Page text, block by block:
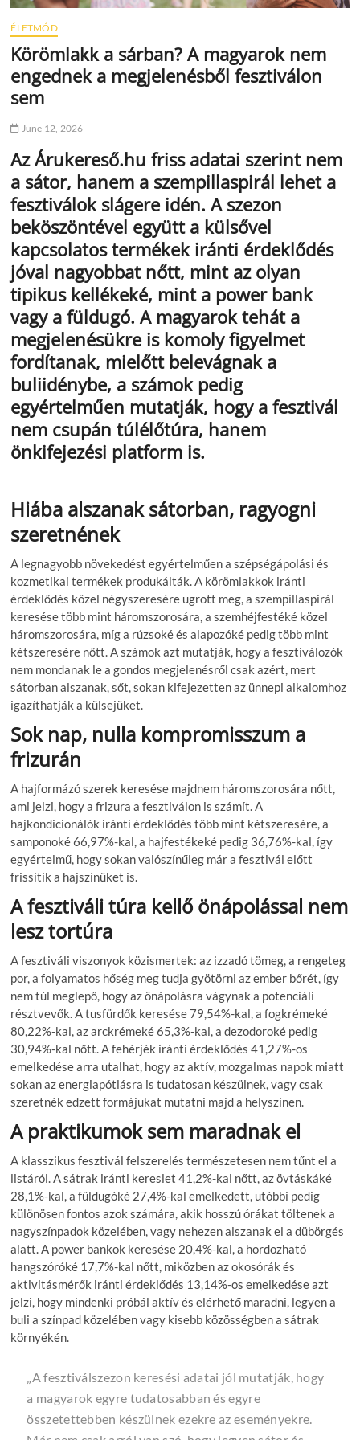
ÉLETMÓD
Körömlakk a sárban? A magyarok nem
engednek a megjelenésből fesztiválon
sem
June 12, 2026
Az Árukereső.hu friss adatai szerint nem
a sátor, hanem a szempillaspirál lehet a
fesztiválok slágere idén. A szezon
beköszöntével együtt a külsővel
kapcsolatos termékek iránti érdeklődés
jóval nagyobbat nőtt, mint az olyan
tipikus kellékeké, mint a power bank
vagy a füldugó. A magyarok tehát a
megjelenésükre is komoly figyelmet
fordítanak, mielőtt belevágnak a
buliidénybe, a számok pedig
egyértelműen mutatják, hogy a fesztivál
nem csupán túlélőtúra, hanem
önkifejezési platform is.
Hiába alszanak sátorban, ragyogni
szeretnének
A legnagyobb növekedést egyértelműen a szépségápolási és
kozmetikai termékek produkálták. A körömlakkok iránti
érdeklődés közel négyszeresére ugrott meg, a szempillaspirál
keresése több mint háromszorosára, a szemhéjfestéké közel
háromszorosára, míg a rúzsoké és alapozóké pedig több mint
kétszeresére nőtt. A számok azt mutatják, hogy a fesztiválozók
nem mondanak le a gondos megjelenésről csak azért, mert
sátorban alszanak, sőt, sokan kifejezetten az ünnepi alkalomhoz
igazíthatják a külsejüket.
Sok nap, nulla kompromisszum a
frizurán
A hajformázó szerek keresése majdnem háromszorosára nőtt,
ami jelzi, hogy a frizura a fesztiválon is számít. A
hajkondicionálók iránti érdeklődés több mint kétszeresére, a
samponoké 66,97%-kal, a hajfestékeké pedig 36,76%-kal, így
egyértelmű, hogy sokan valószínűleg már a fesztivál előtt
frissítik a hajszínüket is.
A fesztiváli túra kellő önápolással nem
lesz tortúra
A fesztiváli viszonyok közismertek: az izzadó tömeg, a rengeteg
por, a folyamatos hőség meg tudja gyötörni az ember bőrét, így
nem túl meglepő, hogy az önápolásra vágynak a potenciáli
résztvevők. A tusfürdők keresése 79,54%-kal, a fogkrémeké
80,22%-kal, az arckrémeké 65,3%-kal, a dezodoroké pedig
30,94%-kal nőtt. A fehérjék iránti érdeklődés 41,27%-os
emelkedése arra utalhat, hogy az aktív, mozgalmas napok miatt
sokan az energiapótlásra is tudatosan készülnek, vagy csak
szeretnék edzett formájukat mutatni majd a helyszínen.
A praktikumok sem maradnak el
A klasszikus fesztivál felszerelés természetesen nem tűnt el a
listáról. A sátrak iránti kereslet 41,2%-kal nőtt, az övtáskáké
28,1%-kal, a füldugóké 27,4%-kal emelkedett, utóbbi pedig
különösen fontos azok számára, akik hosszú órákat töltenek a
nagyszínpadok közelében, vagy nehezen alszanak el a dübörgés
alatt. A power bankok keresése 20,4%-kal, a hordozható
hangszóróké 17,7%-kal nőtt, miközben az okosórák és
aktivitásmérők iránti érdeklődés 13,14%-os emelkedése azt
jelzi, hogy mindenki próbál aktív és elérhető maradni, legyen a
buli a színpad közelében vagy kisebb közösségben a sátrak
környékén.
„A fesztiválszezon keresési adatai jól mutatják, hogy
a magyarok egyre tudatosabban és egyre
összetettebben készülnek ezekre az eseményekre.